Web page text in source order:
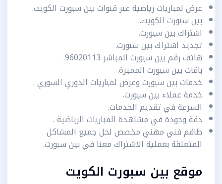
عرض لمباريات رياضية عبر قنوات بين سبورت الكويت.
بين سبورت الكويت.
اشتراك بين سبورت.
تجديد اشتراك بين سبورت.
هاتف رقم بين سبورت المباشر 96020113.
باقات بين سبورت المميزة.
خدمات بين سبورت وعرض لمباريات الدوري السوري .
خدمة عملاء بين سبورت.
السرعة في تقديم الخدمات.
دقة وجودة في مشاهدة المباريات الرياضية .
طاقم فني مهني مخصص لحل جميع المشاكل
المتعلقة بعملية الاشتراك معنا في بين سبورت.
موقع بين سبورت الكويت